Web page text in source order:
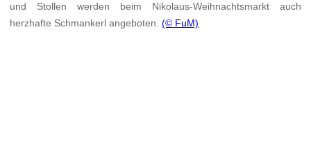
und Stollen werden beim Nikolaus-Weihnachtsmarkt auch
herzhafte Schmankerl angeboten.(© FuM)